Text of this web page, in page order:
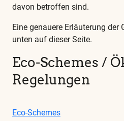
davon betroffen sind.
Eine genauere Erläuterung der
unten auf dieser Seite.
Eco-Schemes /
Regelungen
Eco-Schemes